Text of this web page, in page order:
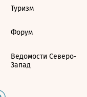
Туризм
Форум
Ведомости Северо-
Запад